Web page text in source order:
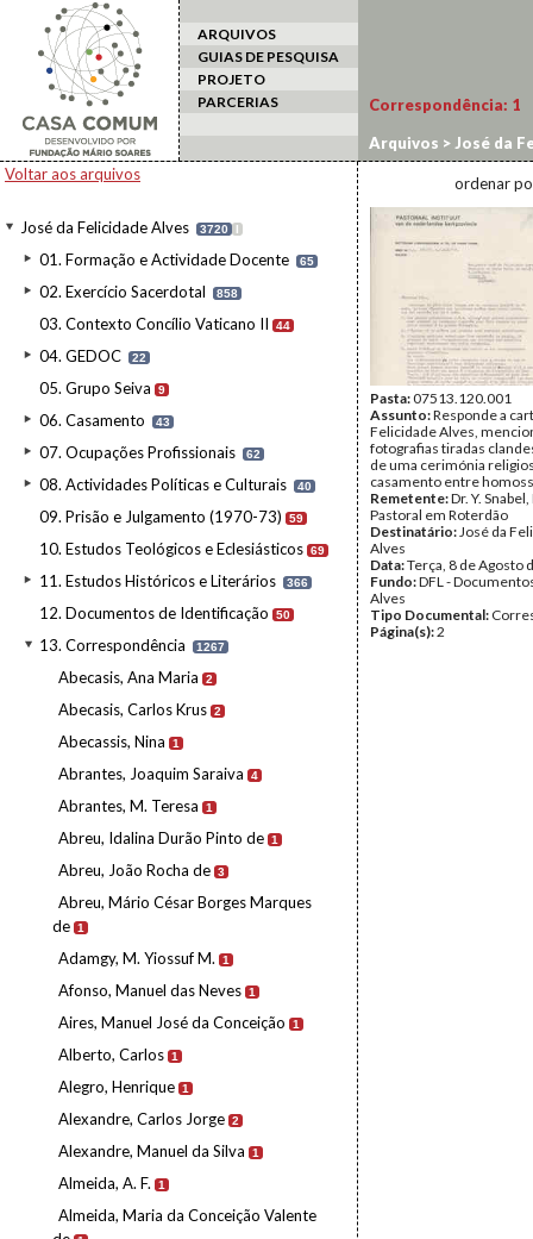
ARQUIVOS
GUIAS DE PESQUISA
PROJETO
PARCERIAS
Voltar aos arquivos
José da Felicidade Alves 3720 I
01. Formação e Actividade Docente 65
02. Exercício Sacerdotal 858
03. Contexto Concílio Vaticano II 44
04. GEDOC 22
05. Grupo Seiva 9
06. Casamento 43
07. Ocupações Profissionais 62
08. Actividades Políticas e Culturais 40
09. Prisão e Julgamento (1970-73) 59
10. Estudos Teológicos e Eclesiásticos 69
11. Estudos Históricos e Literários 366
12. Documentos de Identificação 50
13. Correspondência 1267
Abecasis, Ana Maria 2
Abecasis, Carlos Krus 2
Abecassis, Nina 1
Abrantes, Joaquim Saraiva 4
Abrantes, M. Teresa 1
Abreu, Idalina Durão Pinto de 1
Abreu, João Rocha de 3
Abreu, Mário César Borges Marques
de 1
Adamgy, M. Yiossuf M. 1
Afonso, Manuel das Neves 1
Aires, Manuel José da Conceição 1
Alberto, Carlos 1
Alegro, Henrique 1
Alexandre, Carlos Jorge 2
Alexandre, Manuel da Silva 1
Almeida, A. F. 1
Almeida, Maria da Conceição Valente
Correspondência: 1
Arquivos > José da
ordenar
Pasta:07513.120.001
Assunto:Responde a
Felicidade Alves,
fotografias tiradas
de uma cerimónia
casamento entre
Remetente:Dr. Y.
Pastoral em Roterdão
Destinatário:José da
Alves
Data:Terça, 8 de Agosto
Fundo:DFL -
Alves
Tipo Documental:
Página(s):2